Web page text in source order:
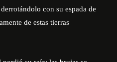
con su espada de
de estas tierras